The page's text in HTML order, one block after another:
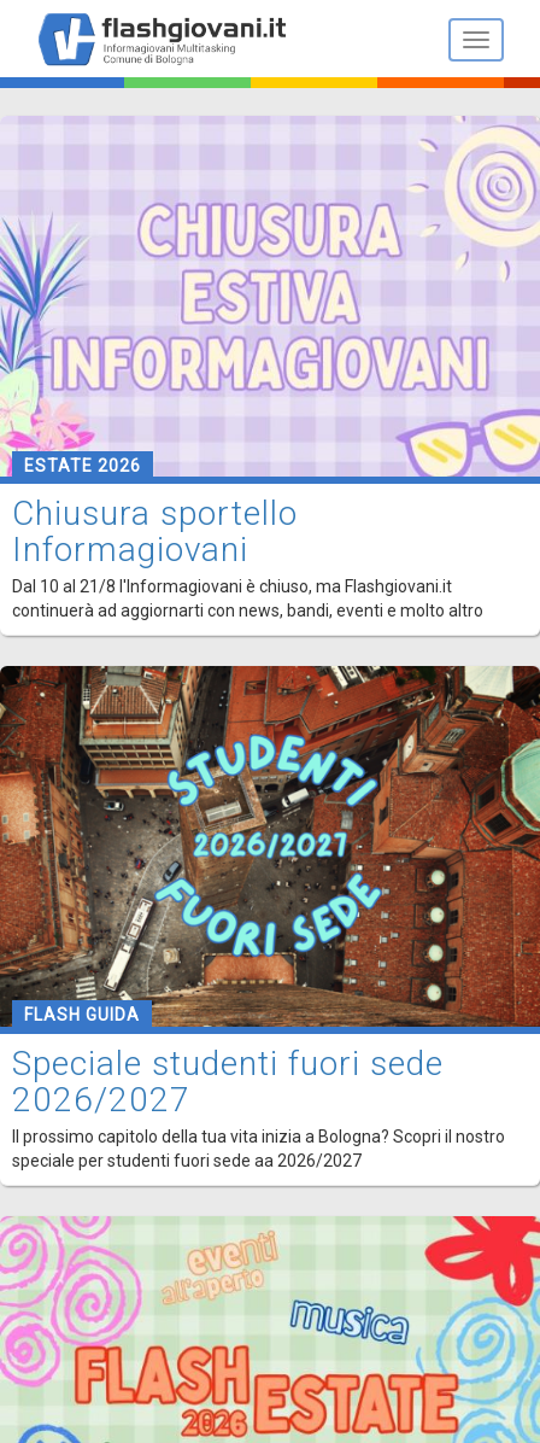
contenuto
principale
Toggle
ESTATE 2026
Chiusura sportello
Informagiovani
Dal 10 al 21/8 l'Informagiovani è chiuso, ma Flashgiovani.it
continuerà ad aggiornarti con news, bandi, eventi e molto altro
FLASH GUIDA
Speciale studenti fuori sede
2026/2027
Il prossimo capitolo della tua vita inizia a Bologna? Scopri il nostro
speciale per studenti fuori sede aa 2026/2027